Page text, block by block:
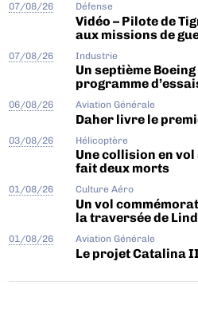
07/08/26 Défense
Vidéo – Pilote de
aux missions de
07/08/26 Industrie
Un septième
programme
06/08/26 Aviation Générale
Daher livre le
03/08/26 Hélicoptère
Une collision en vol
fait deux morts
01/08/26 Culture Aéro
Un vol
la traversée de
01/08/26 Aviation Générale
Le projet Catalina II